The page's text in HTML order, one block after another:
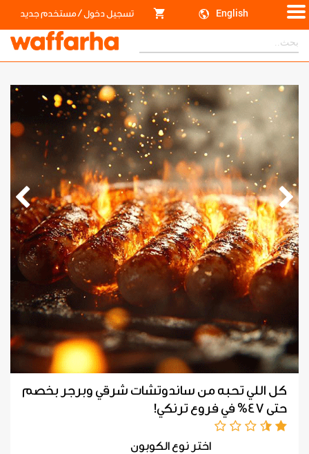
English تسجيل دخول/مستخدم جديد
كل اللي تحبه من ساندوتشات شرقي وبرجر بخصم
حتى 47% في فروع ترنكي!
اختر نوع الكوبون